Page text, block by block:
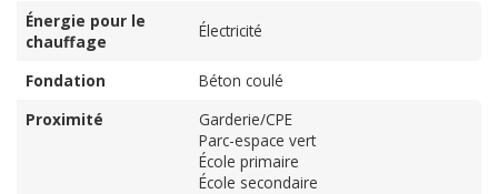
Énergie pour le
chauffage
Électricité
Fondation
Béton coulé
Proximité
Garderie/CPE
Parc-espace vert
École primaire
École secondaire